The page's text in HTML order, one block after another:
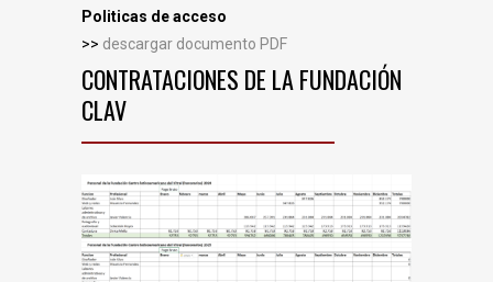
Politicas de acceso
>> descargar documento PDF
CONTRATACIONES DE LA FUNDACIÓN
CLAV